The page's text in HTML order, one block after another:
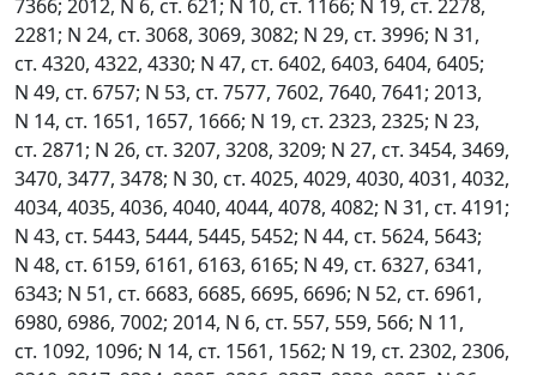
7366; 2012, N 6, ст. 621; N 10, ст. 1166; N 19, ст. 2278,
2281; N 24, ст. 3068, 3069, 3082; N 29, ст. 3996; N 31,
ст. 4320, 4322, 4330; N 47, ст. 6402, 6403, 6404, 6405;
N 49, ст. 6757; N 53, ст. 7577, 7602, 7640, 7641; 2013,
N 14, ст. 1651, 1657, 1666; N 19, ст. 2323, 2325; N 23,
ст. 2871; N 26, ст. 3207, 3208, 3209; N 27, ст. 3454, 3469,
3470, 3477, 3478; N 30, ст. 4025, 4029, 4030, 4031, 4032,
4034, 4035, 4036, 4040, 4044, 4078, 4082; N 31, ст. 4191;
N 43, ст. 5443, 5444, 5445, 5452; N 44, ст. 5624, 5643;
N 48, ст. 6159, 6161, 6163, 6165; N 49, ст. 6327, 6341,
6343; N 51, ст. 6683, 6685, 6695, 6696; N 52, ст. 6961,
6980, 6986, 7002; 2014, N 6, ст. 557, 559, 566; N 11,
ст. 1092, 1096; N 14, ст. 1561, 1562; N 19, ст. 2302, 2306,